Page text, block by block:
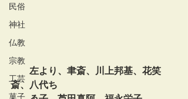
民俗
神社
仏教
宗教
工芸
菓子
左より、聿斎、川上邦基、花笑
斎、八代ち